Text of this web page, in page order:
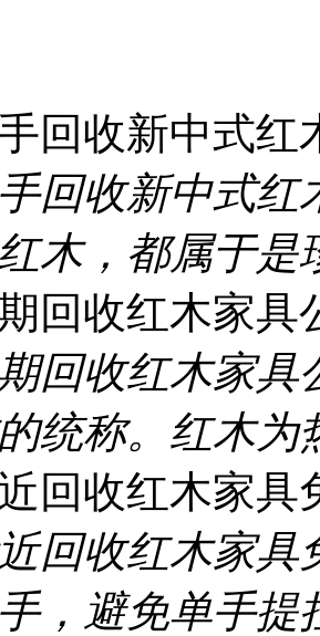
手回收新中式
手回收新中
木，都属于
回收红木家具
回收红木家
统称。红木
回收红木家具
近回收红木家
，避免单手